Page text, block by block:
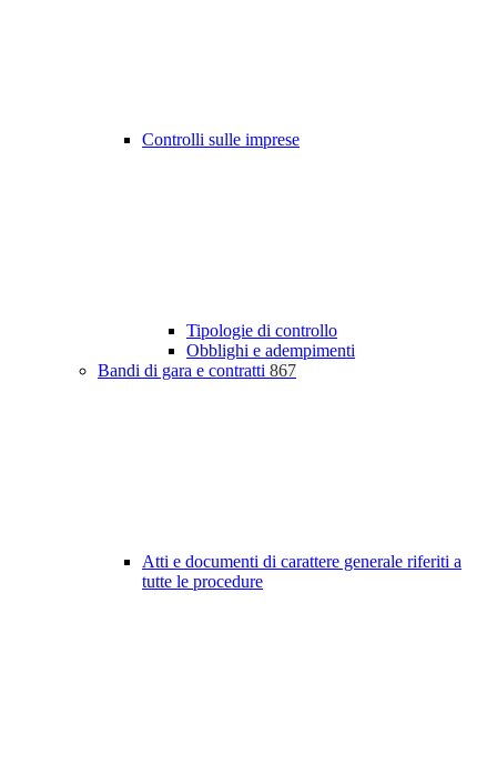
Controlli sulle imprese
Tipologie di controllo
Obblighi e adempimenti
Bandi di gara e contratti 867
Atti e documenti di carattere generale riferiti a
tutte le procedure